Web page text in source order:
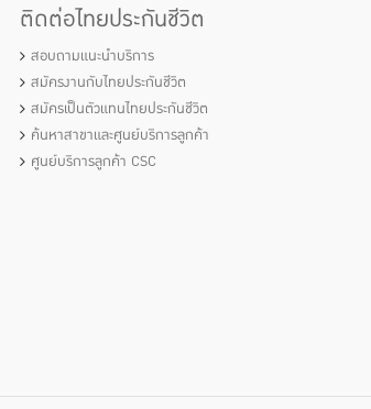
ติดต่อไทยประกันชีวิต
สอบถามแนะนำบริการ
สมัครงานกับไทยประกันชีวิต
สมัครเป็นตัวแทนไทยประกันชีวิต
ค้นหาสาขาและศูนย์บริการลูกค้า
ศูนย์บริการลูกค้า CSC